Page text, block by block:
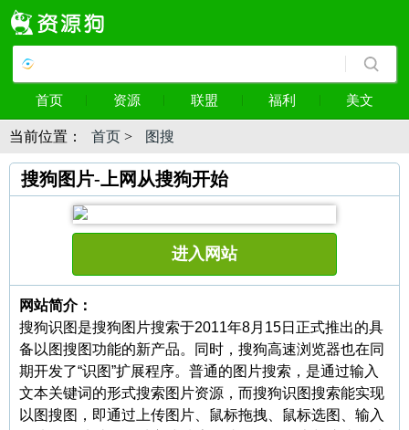
首页 资源 联盟 福利 美文
当前位置： 首页 > 图搜
搜狗图片-上网从搜狗开始
进入网站
网站简介：
搜狗识图是搜狗图片搜索于2011年8月15日正式推出的具
备以图搜图功能的新产品。同时，搜狗高速浏览器也在同
期开发了“识图”扩展程序。普通的图片搜索，是通过输入
文本关键词的形式搜索图片资源，而搜狗识图搜索能实现
以图搜图，即通过上传图片、鼠标拖拽、鼠标选图、输入